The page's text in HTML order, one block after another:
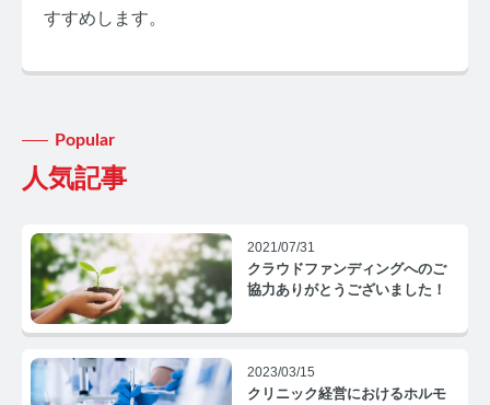
テストステロン
テストステロンコラム TOP
コルチゾール
コルチゾールコラム TOP
PMS
PMSコラム TOP
すすめします。
人気記事
Popular
2021/07/31
クラウドファンディングへのご
協力ありがとうございました！
2023/03/15
クリニック経営におけるホルモ